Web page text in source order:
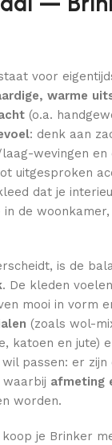
voor
warme
(o.a.
: denk aan
wevingen en
uitgesproken
dat je
de
is de
. De kleden
mooi in vorm
(zoals wol-
katoen en jute)
passen: er zijn
waarbij afmeting
worden.
koop je Brinker